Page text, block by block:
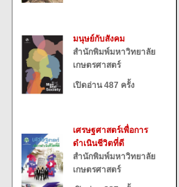
มนุษย์กับสังคม
สำนักพิมพ์มหาวิทยาลัย
เกษตรศาสตร์
เปิดอ่าน 487 ครั้ง
เศรษฐศาสตร์เพื่อการ
ดำเนินชีวิตที่ดี
สำนักพิมพ์มหาวิทยาลัย
เกษตรศาสตร์